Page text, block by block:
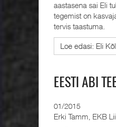
aastasena sai Eli
tegemist on
tervis taastuma.
Loe edasi: Eli
EESTI ABI
01/2015
Erki Tamm, EKB